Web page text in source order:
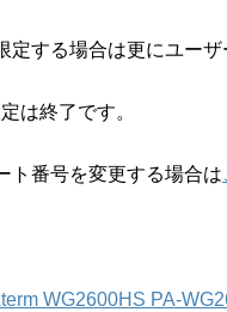
する場合は更にユーザ
は終了です。
番号を変更する場合は
WG2600HS PA-